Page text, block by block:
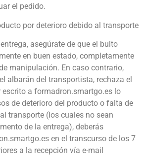
el pedido.
por deterioro debido al transporte
asegúrate de que el bulto
en buen estado, completamente
manipulación. En caso contrario,
albarán del transportista, rechaza el
a formadron.smartgo.es lo
de deterioro del producto o falta de
transporte (los cuales no sean
de la entrega), deberás
en el transcurso de los 7
a la recepción vía e-mail